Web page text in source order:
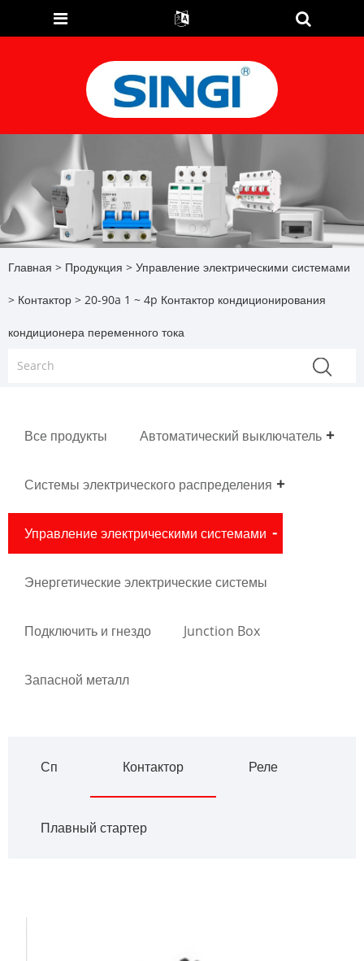
Главная > Продукция > Управление электрическими системами
> Контактор > 20-90a 1 ~ 4p Контактор кондиционирования
кондиционера переменного тока
Все продукты Автоматический выключатель
Системы электрического распределения
Управление электрическими системами
Энергетические электрические системы
Подключить и гнездо Junction Box
Запасной металл
Сп Контактор Реле
Плавный стартер